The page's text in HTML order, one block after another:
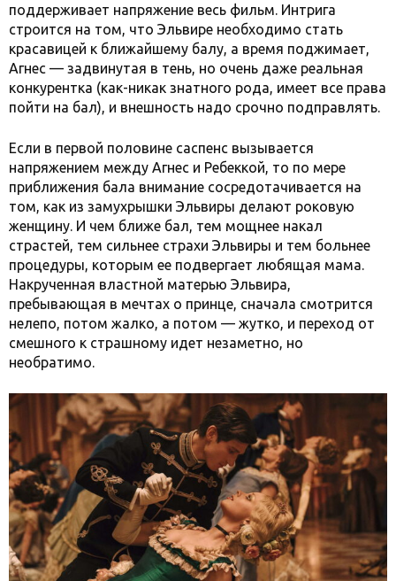
поддерживает напряжение весь фильм. Интрига
строится на том, что Эльвире необходимо стать
красавицей к ближайшему балу, а время поджимает,
Агнес — задвинутая в тень, но очень даже реальная
конкурентка (как-никак знатного рода, имеет все права
пойти на бал), и внешность надо срочно подправлять.
Если в первой половине саспенс вызывается
напряжением между Агнес и Ребеккой, то по мере
приближения бала внимание сосредотачивается на
том, как из замухрышки Эльвиры делают роковую
женщину. И чем ближе бал, тем мощнее накал
страстей, тем сильнее страхи Эльвиры и тем больнее
процедуры, которым ее подвергает любящая мама.
Накрученная властной матерью Эльвира,
пребывающая в мечтах о принце, сначала смотрится
нелепо, потом жалко, а потом — жутко, и переход от
смешного к страшному идет незаметно, но
необратимо.